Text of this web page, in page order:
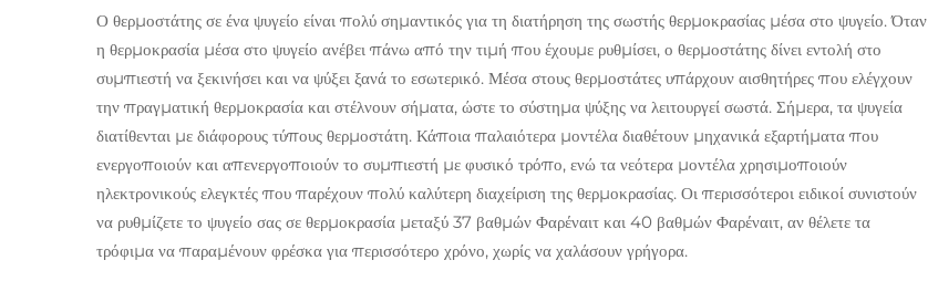
Ο θερμοστάτης σε ένα ψυγείο είναι πολύ σημαντικός για τη διατήρηση της σωστής θερμοκρασίας μέσα στο ψυγείο. Όταν
η θερμοκρασία μέσα στο ψυγείο ανέβει πάνω από την τιμή που έχουμε ρυθμίσει, ο θερμοστάτης δίνει εντολή στο
συμπιεστή να ξεκινήσει και να ψύξει ξανά το εσωτερικό. Μέσα στους θερμοστάτες υπάρχουν αισθητήρες που ελέγχουν
την πραγματική θερμοκρασία και στέλνουν σήματα, ώστε το σύστημα ψύξης να λειτουργεί σωστά. Σήμερα, τα ψυγεία
διατίθενται με διάφορους τύπους θερμοστάτη. Κάποια παλαιότερα μοντέλα διαθέτουν μηχανικά εξαρτήματα που
ενεργοποιούν και απενεργοποιούν το συμπιεστή με φυσικό τρόπο, ενώ τα νεότερα μοντέλα χρησιμοποιούν
ηλεκτρονικούς ελεγκτές που παρέχουν πολύ καλύτερη διαχείριση της θερμοκρασίας. Οι περισσότεροι ειδικοί συνιστούν
να ρυθμίζετε το ψυγείο σας σε θερμοκρασία μεταξύ 37 βαθμών Φαρέναιτ και 40 βαθμών Φαρέναιτ, αν θέλετε τα
τρόφιμα να παραμένουν φρέσκα για περισσότερο χρόνο, χωρίς να χαλάσουν γρήγορα.